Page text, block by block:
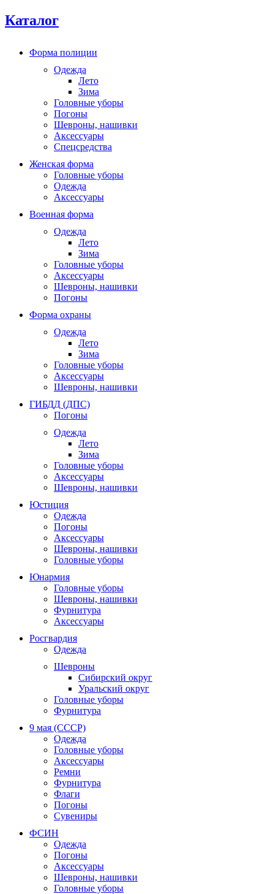
Каталог
Форма полиции
Одежда
Лето
Зима
Головные уборы
Погоны
Шевроны, нашивки
Аксессуары
Спецсредства
Женская форма
Головные уборы
Одежда
Аксессуары
Военная форма
Одежда
Лето
Зима
Головные уборы
Аксессуары
Шевроны, нашивки
Погоны
Форма охраны
Одежда
Лето
Зима
Головные уборы
Аксессуары
Шевроны, нашивки
ГИБДД (ДПС)
Погоны
Одежда
Лето
Зима
Головные уборы
Аксессуары
Шевроны, нашивки
Юстиция
Одежда
Погоны
Аксессуары
Шевроны, нашивки
Головные уборы
Юнармия
Головные уборы
Шевроны, нашивки
Фурнитура
Аксессуары
Росгвардия
Одежда
Шевроны
Сибирский округ
Уральский округ
Головные уборы
Фурнитура
9 мая (СССР)
Одежда
Головные уборы
Аксессуары
Ремни
Фурнитура
Флаги
Погоны
Сувениры
ФСИН
Одежда
Погоны
Аксессуары
Шевроны, нашивки
Головные уборы